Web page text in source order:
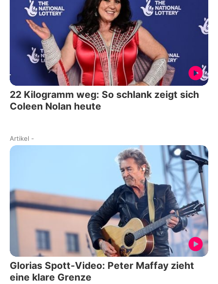
22 Kilogramm weg: So schlank zeigt sich
Coleen Nolan heute
Artikel -
Glorias Spott-Video: Peter Maffay zieht
eine klare Grenze